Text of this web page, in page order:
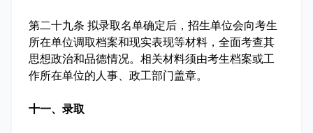
第二十九条 拟录取名单确定后，招生单位会向考生
所在单位调取档案和现实表现等材料，全面考查其
思想政治和品德情况。相关材料须由考生档案或工
作所在单位的人事、政工部门盖章。
十一、录取